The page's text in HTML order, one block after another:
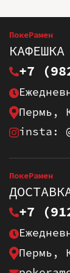
ПокеРамен
КАФЕШКА
+7
Пермь,
insta:
ПокеРамен
+7
Пермь,